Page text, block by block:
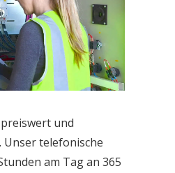
und
Tag an 365